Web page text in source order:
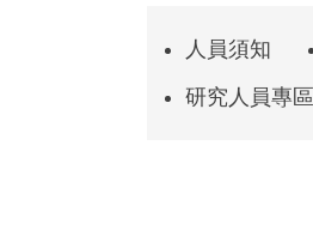
學
人員須知
研究人員專區